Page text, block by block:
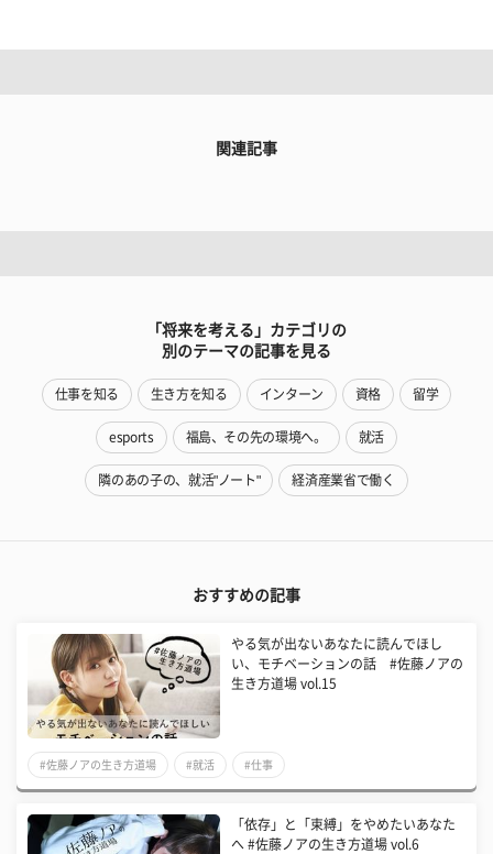
関連記事
「将来を考える」カテゴリの
別のテーマの記事を見る
仕事を知る 生き方を知る インターン 資格 留学
esports 福島、その先の環境へ。 就活
隣のあの子の、就活"ノート" 経済産業省で働く
おすすめの記事
やる気が出ないあなたに読んでほし
い、モチベーションの話 #佐藤ノアの
生き方道場 vol.15
#佐藤ノアの生き方道場 #就活 #仕事
「依存」と「束縛」をやめたいあなた
へ #佐藤ノアの生き方道場 vol.6